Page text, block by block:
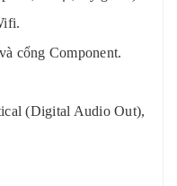
cổng Component.
(Digital Audio Out),